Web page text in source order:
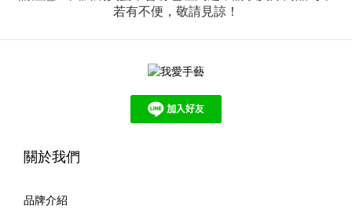
若有不便，敬請見諒！
關於我們
品牌介紹